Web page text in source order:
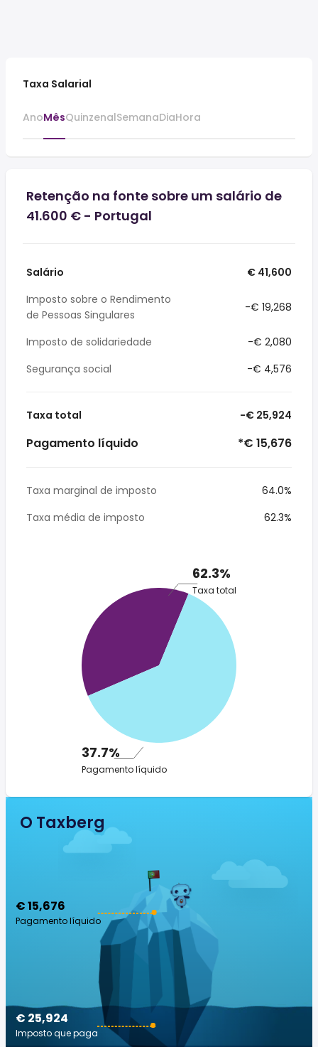
Taxa Salarial
AnoMêsQuinzenalSemanaDiaHora
Retenção na fonte sobre um salário de
41.600 € - Portugal
Salário
€ 41,600
Imposto sobre o Rendimento
de Pessoas Singulares
-€ 19,268
Imposto de solidariedade
-€ 2,080
Segurança social
-€ 4,576
Taxa total -€ 25,924
Pagamento líquido *€ 15,676
Taxa marginal de imposto
64.0%
Taxa média de imposto
62.3%
62.3%
Taxa total
37.7%
Pagamento líquido
O Taxberg
€ 15,676
Pagamento líquido
€ 25,924
Imposto que paga